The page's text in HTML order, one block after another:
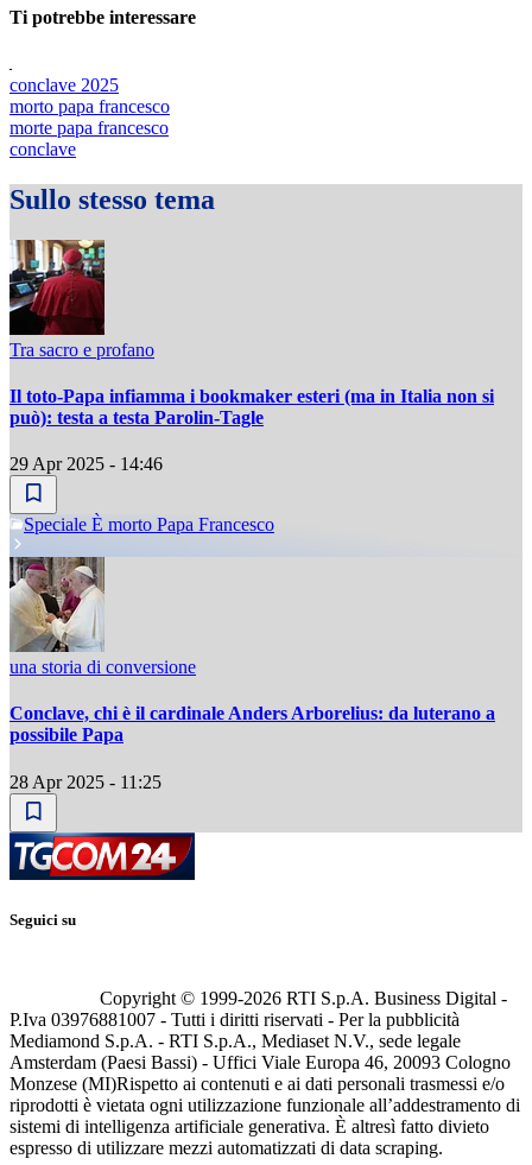
Ti potrebbe interessare
conclave 2025
morto papa francesco
morte papa francesco
conclave
Sullo stesso tema
Tra sacro e profano
Il toto-Papa infiamma i bookmaker esteri (ma in Italia non si
può): testa a testa Parolin-Tagle
29 Apr 2025 - 14:46
Speciale È morto Papa Francesco
una storia di conversione
Conclave, chi è il cardinale Anders Arborelius: da luterano a
possibile Papa
28 Apr 2025 - 11:25
Seguici su
Copyright © 1999-2026 RTI S.p.A. Business Digital -
P.Iva 03976881007 - Tutti i diritti riservati - Per la pubblicità
Mediamond S.p.A. - RTI S.p.A., Mediaset N.V., sede legale
Amsterdam (Paesi Bassi) - Uffici Viale Europa 46, 20093 Cologno
Monzese (MI)Rispetto ai contenuti e ai dati personali trasmessi e/o
riprodotti è vietata ogni utilizzazione funzionale all’addestramento di
sistemi di intelligenza artificiale generativa. È altresì fatto divieto
espresso di utilizzare mezzi automatizzati di data scraping.